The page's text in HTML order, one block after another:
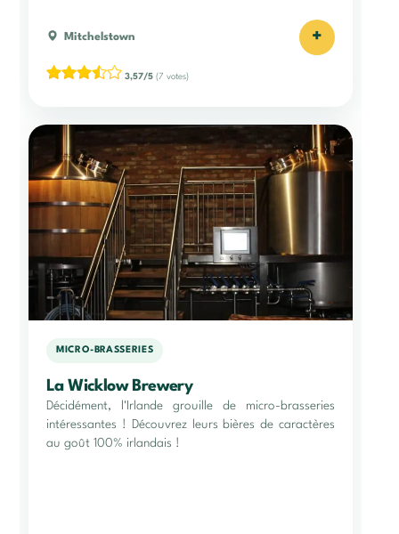
Mitchelstown +
3,57/5 (7 votes)
MICRO-BRASSERIES
La Wicklow Brewery
Décidément, l'Irlande grouille de micro-brasseries
intéressantes ! Découvrez leurs bières de caractères
au goût 100% irlandais !